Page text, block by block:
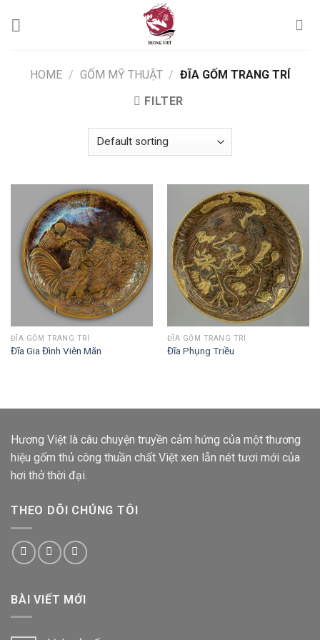
HOME / GỐM MỸ THUẬT / ĐĨA GỐM TRANG TRÍ
FILTER
ĐĨA GỐM TRANG TRÍ
Đĩa Gia Đình Viên Mãn
ĐĨA GỐM TRANG TRÍ
Đĩa Phụng Triều
Hương Việt là câu chuyện truyền cảm hứng của một thương
hiệu gốm thủ công thuần chất Việt xen lẫn nét tươi mới của
hơi thở thời đại.
THEO DÕI CHÚNG TÔI
BÀI VIẾT MỚI